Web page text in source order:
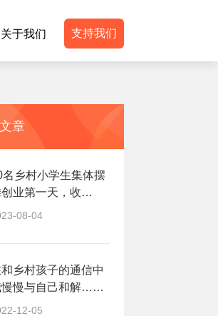
关于我们 支持我们
章
名乡村小学生集体摆
业第一天，收
……08-04
乡村孩子的通信中
慢慢与自己和解……
12-05